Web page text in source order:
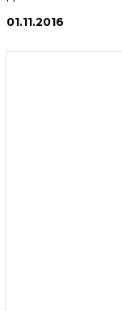
01.11.2016